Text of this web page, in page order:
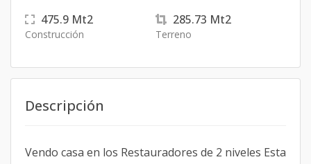
475.9 Mt2
Construcción
285.73 Mt2
Terreno
Descripción
Vendo casa en los Restauradores de 2 niveles Esta